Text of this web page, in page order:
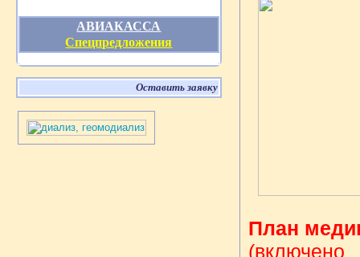
АВИАКАССА
Спецпредложения
Оставить заявку
План